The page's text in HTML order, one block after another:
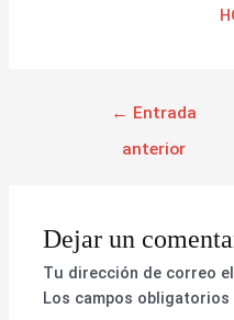
← Entrada
anterior
Dejar un
Tu dirección de correo
Los campos